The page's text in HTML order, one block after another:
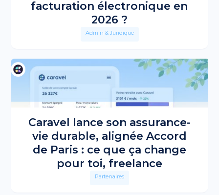
facturation électronique en
2026 ?
Admin & Juridique
Caravel lance son assurance-
vie durable, alignée Accord
de Paris : ce que ça change
pour toi, freelance
Partenaires